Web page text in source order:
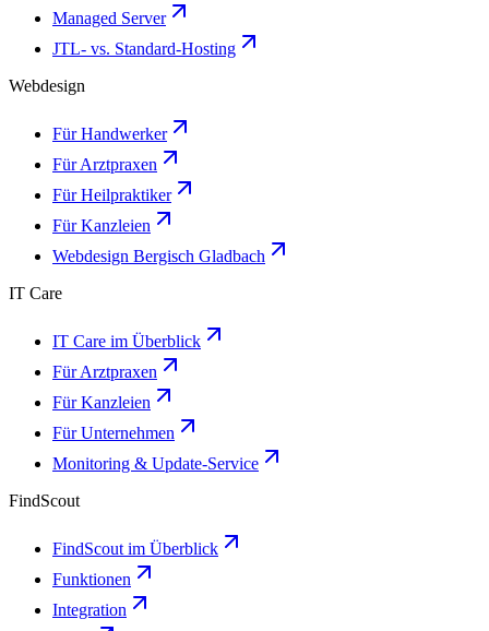
Managed Server
JTL- vs. Standard-Hosting
Webdesign
Für Handwerker
Für Arztpraxen
Für Heilpraktiker
Für Kanzleien
Webdesign Bergisch Gladbach
IT Care
IT Care im Überblick
Für Arztpraxen
Für Kanzleien
Für Unternehmen
Monitoring & Update-Service
FindScout
FindScout im Überblick
Funktionen
Integration